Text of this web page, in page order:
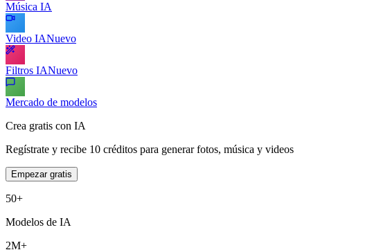
Música IA
Video IANuevo
Filtros IANuevo
Mercado de modelos
Crea gratis con IA
Regístrate y recibe 10 créditos para generar fotos, música y videos
Empezar gratis
50+
Modelos de IA
2M+